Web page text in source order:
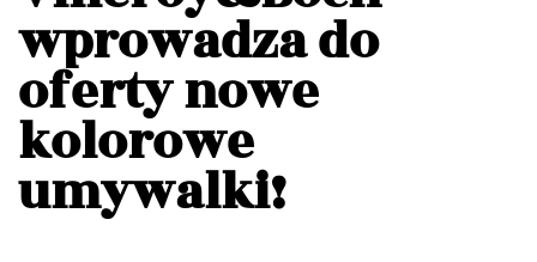
wprowadza do
oferty nowe
kolorowe
umywalki!